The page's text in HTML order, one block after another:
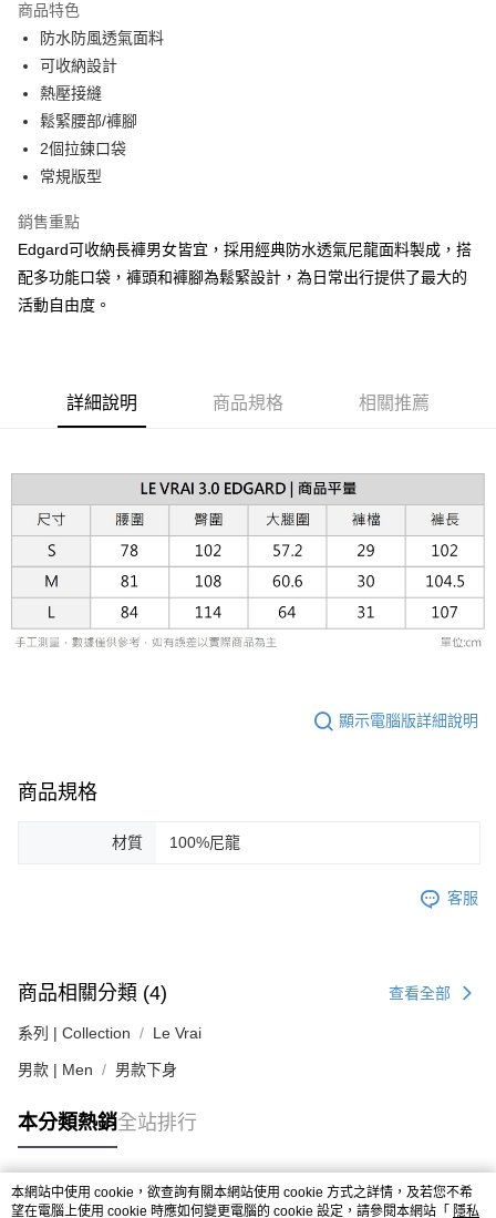
合作金庫商業銀行
華南商業銀行
上海商業儲蓄銀行
國泰世華商業銀行
臺灣中小企業銀行
匯豐（台灣）商業銀行
聯邦商業銀行
元大商業銀行
台新國際商業銀行
台灣樂天信用卡公司
LINE Pay
Apple Pay
街口支付
悠遊付
AFTEE先享後付
相關說明
【關於「AFTEE先享後付」】
AFTEE先享後付是「在收到商品之後才付款」的支付方式。 讓您購物簡單
【「AFTEE先享後付」結帳流程】
２．訂單成立數日內，您將收到繳費通知簡訊。
３．收到繳費通知簡訊後14天內，點擊此簡訊中的連結，可透過四大超商／
ATM／網路銀行／等多元方式進行付款，方視為交易完成。
※ 請注意：結帳手續完成當下不需立刻繳費，但若您需要取消訂單，請聯絡
購買商品的店家。未經商家同意取消之訂單仍視為有效，需透過AFTEE先享
後付繳納相關費用。
※ 交易是否成功請以「AFTEE先享後付 」之結帳頁面顯示為準，若有關於
客戶支援中心」https://netprotections.freshdesk.com/support/home
易，需依本服務之必要範圍內提供個人資料，並將交易相關給付款項請求債
https://aftee.tw/terms/#terms3
３．未成年的使用者請事先徵得法定代理人或監護人之同意方可使用
ATM付款
黑貓宅急便配送到府
每筆NT$120，滿NT$3,000(含以上)免運費
商品特色
防水防風透氣面料
可收納設計
熱壓接縫
鬆緊腰部/褲腳
2個拉鍊口袋
常規版型
銷售重點
Edgard可收納長褲男女皆宜，採用經典防水透氣尼龍面料製成，搭
配多功能口袋，褲頭和褲腳為鬆緊設計，為日常出行提供了最大的
活動自由度。
詳細說明 商品規格 相關推薦
顯示電腦版詳細說明
商品規格
材質 100%尼龍
客服
商品相關分類 (4) 查看全部
系列 | Collection Le Vrai
男款 | Men 男款下身
本分類熱銷全站排行
熱門標籤
本網站中使用 cookie，欲查詢有關本網站使用 cookie 方式之詳情，及若您不希
望在電腦上使用 cookie 時應如何變更電腦的 cookie 設定，請參閱本網站「 隱私